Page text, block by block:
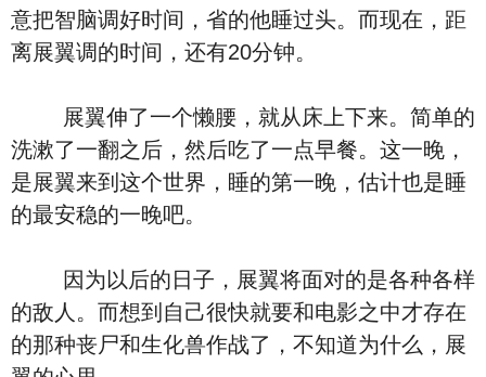
意把智脑调好时间，省的他睡过头。而现在，距
离展翼调的时间，还有20分钟。
展翼伸了一个懒腰，就从床上下来。简单的
洗漱了一翻之后，然后吃了一点早餐。这一晚，
是展翼来到这个世界，睡的第一晚，估计也是睡
的最安稳的一晚吧。
因为以后的日子，展翼将面对的是各种各样
的敌人。而想到自己很快就要和电影之中才存在
的那种丧尸和生化兽作战了，不知道为什么，展